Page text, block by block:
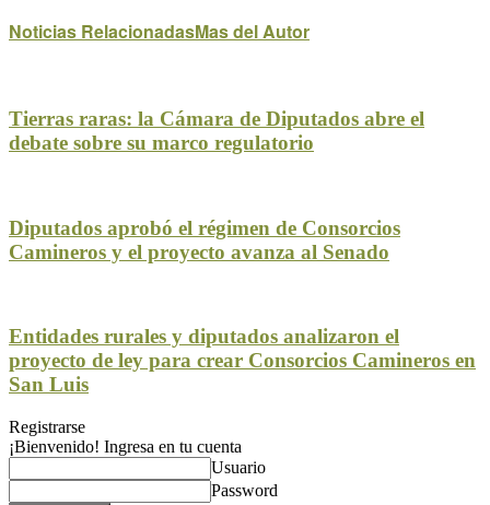
Noticias RelacionadasMas del Autor
Tierras raras: la Cámara de Diputados abre el
debate sobre su marco regulatorio
Diputados aprobó el régimen de Consorcios
Camineros y el proyecto avanza al Senado
Entidades rurales y diputados analizaron el
proyecto de ley para crear Consorcios Camineros en
San Luis
Registrarse
¡Bienvenido! Ingresa en tu cuenta
Usuario
Password